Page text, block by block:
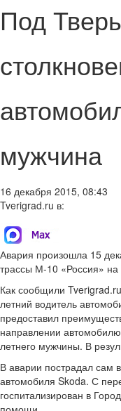
Под
мужчина
16 декабря 2015, 08:43
Tverigrad.ru в:
Авария произошла 15
трассы М-10 «Россия» на
Как сообщили
летний водитель
предоставил
направлении
летнего мужчины. В
В аварии пострадал сам
автомобиля Skoda. С
госпитализирован в